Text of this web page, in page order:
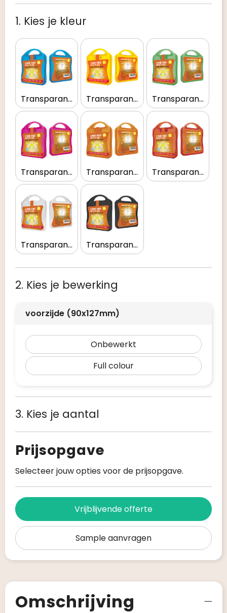
1. Kies je kleur
Transparant blauw Transparant geel Transparant groen
Transparant magenta Transparant oranje Transparant rood
Transparant wit Transparant zwart
2. Kies je bewerking
voorzijde (90x127mm)
Onbewerkt
Full colour
3. Kies je aantal
Prijsopgave
Selecteer jouw opties voor de prijsopgave.
Vrijblijvende offerte
Sample aanvragen
Omschrijving